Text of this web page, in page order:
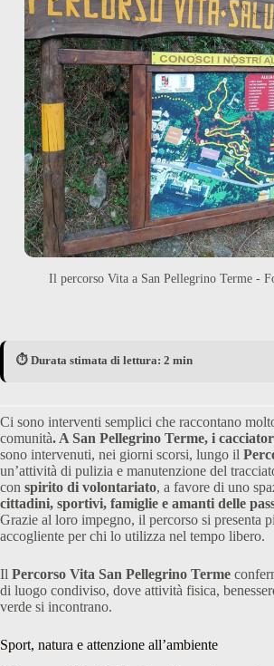
Il percorso Vita a San Pellegrino Terme -
⏱️ Durata stimata di lettura: 2 min
Ci sono interventi semplici che raccontano
comunità. A San Pellegrino Terme, i
sono intervenuti, nei giorni scorsi, lungo il
un’attività di pulizia e manutenzione del
con spirito di volontariato, a favore di uno
cittadini, sportivi, famiglie e amanti delle
Grazie al loro impegno, il percorso si presenta
accogliente per chi lo utilizza nel tempo libero.
Il Percorso Vita San Pellegrino Terme
di luogo condiviso, dove attività fisica,
verde si incontrano.
Sport, natura e attenzione all’ambiente